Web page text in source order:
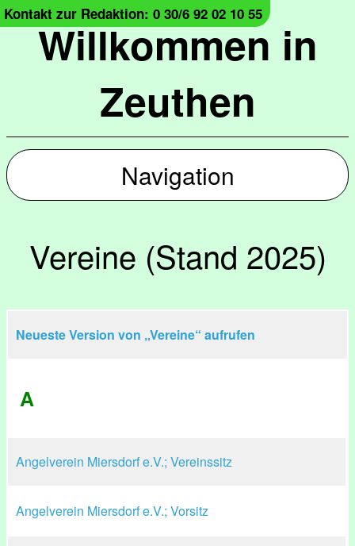
Willkommen in
Zeuthen
Kontakt zur Redaktion: 0 30/6 92 02 10 55
Navigation
Vereine (Stand 2025)
Neueste Version von „Vereine“ aufrufen
A
Angelverein Miersdorf e.V.; Vereinssitz
Angelverein Miersdorf e.V.; Vorsitz